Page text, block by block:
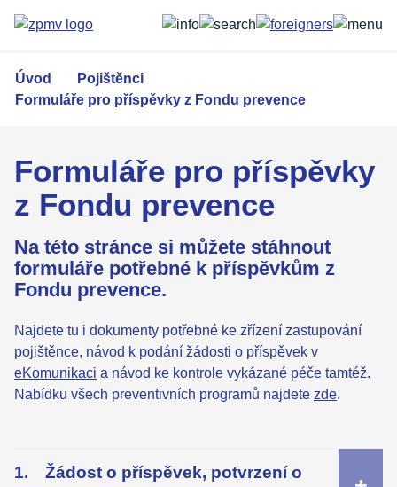
obsahu
Úvod
Pojištěnci
Formuláře pro příspěvky z Fondu prevence
Formuláře pro příspěvky
z Fondu prevence
Na této stránce si můžete stáhnout
formuláře potřebné k příspěvkům z
Fondu prevence.
Najdete tu i dokumenty potřebné ke zřízení zastupování
pojištěnce, návod k podání žádosti o příspěvek v
eKomunikaci a návod ke kontrole vykázané péče tamtéž.
Nabídku všech preventivních programů najdete zde.
Žádost o příspěvek, potvrzení o